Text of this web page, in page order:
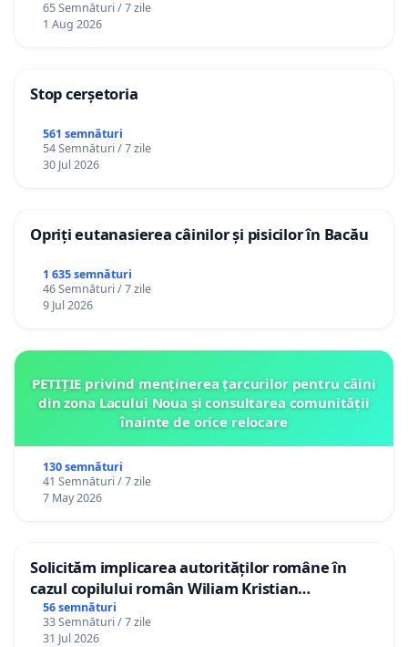
65 Semnături / 7 zile
1 Aug 2026
Stop cerșetoria
561 semnături
54 Semnături / 7 zile
30 Jul 2026
Opriți eutanasierea câinilor și pisicilor în Bacău
1 635 semnături
46 Semnături / 7 zile
9 Jul 2026
PETIȚIE privind menținerea țarcurilor pentru câini
din zona Lacului Noua și consultarea comunității
înainte de orice relocare
130 semnături
41 Semnături / 7 zile
7 May 2026
Solicităm implicarea autorităților române în
cazul copilului român Wiliam Kristian
Gheorghe, aflat în plasament în Danemarca de
12 ani
56 semnături
33 Semnături / 7 zile
31 Jul 2026